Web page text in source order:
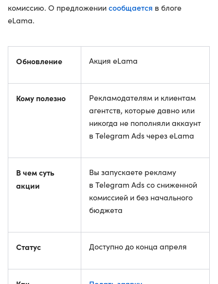
комиссию. О предложениисообщается в блоге
eLama.
Обновление Акция eLama
Кому полезно
Рекламодателям и клиентам
агентств, которые давно или
никогда не пополняли аккаунт
в Telegram Ads через eLama
В чем суть
акции
Вы запускаете рекламу
в Telegram Ads со сниженной
комиссией и без начального
бюджета
Статус Доступно до конца апреля